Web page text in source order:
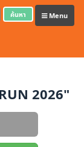
Menu
ค้นหา
2026"